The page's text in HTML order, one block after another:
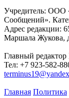
Учредитель: ООО
Сообщений».
Адрес редакции:
Маршала Жукова,
Главный
Тел: +7 923-582-
Главная Политика